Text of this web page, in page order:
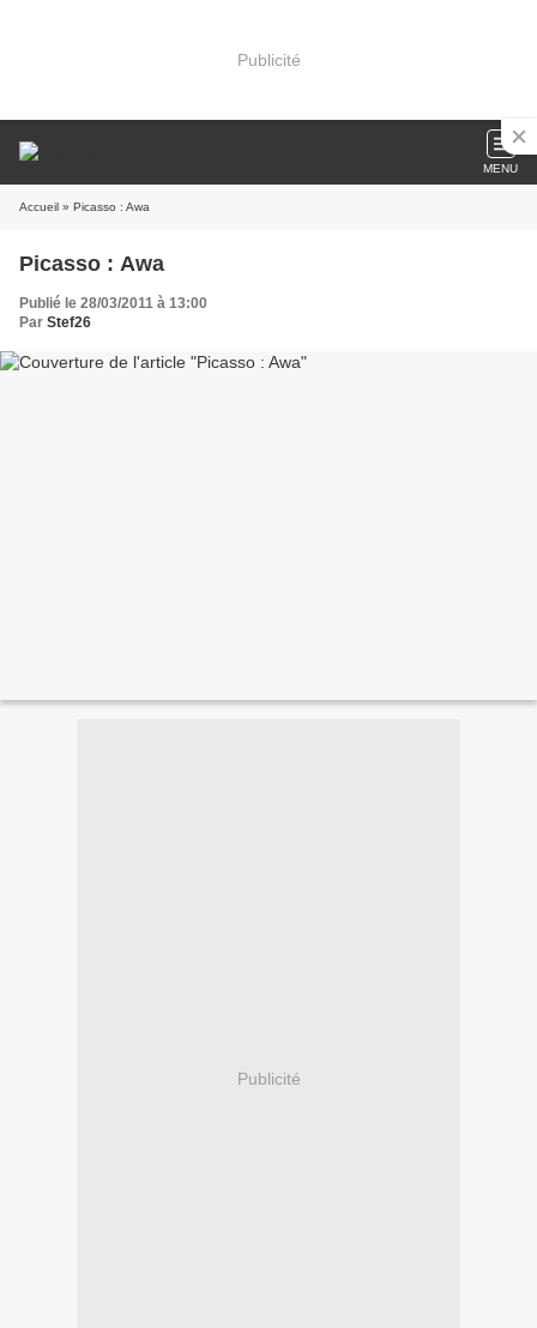
Publicité
MENU
Accueil » Picasso : Awa
Picasso : Awa
Publié le 28/03/2011 à 13:00
Par Stef26
Publicité